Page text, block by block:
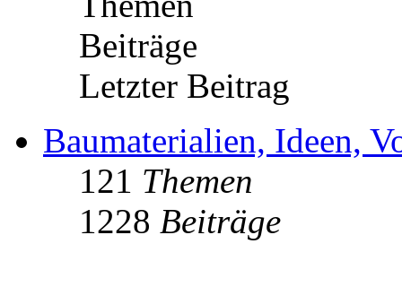
Beiträge
Letzter Beitrag
Baumaterialien, Ideen,
121 Themen
1228 Beiträge